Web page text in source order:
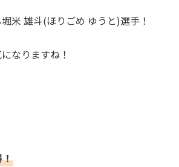
米 雄斗(ほりごめ ゆうと)選手！
なりますね！